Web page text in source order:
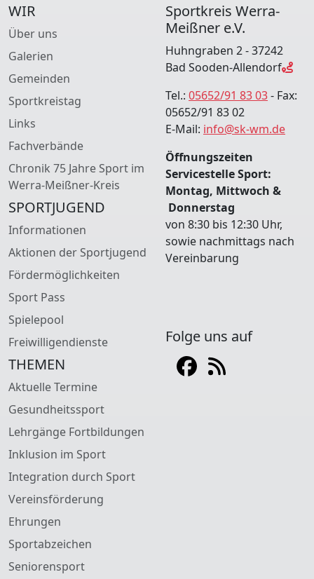
WIR
Über uns
Galerien
Gemeinden
Sportkreistag
Links
Fachverbände
Chronik 75 Jahre Sport im
Werra-Meißner-Kreis
SPORTJUGEND
Informationen
Aktionen der Sportjugend
Fördermöglichkeiten
Sport Pass
Spielepool
Freiwilligendienste
THEMEN
Aktuelle Termine
Gesundheitssport
Lehrgänge Fortbildungen
Inklusion im Sport
Integration durch Sport
Vereinsförderung
Ehrungen
Sportabzeichen
Seniorensport
Sportkreis Werra-
Meißner e.V.
Huhngraben 2 - 37242
Bad Sooden-Allendorf
Tel.: 05652/91 83 03- Fax:
05652/91 83 02
E-Mail: info@sk-wm.de
Öffnungszeiten
Servicestelle Sport:
Montag, Mittwoch &
Donnerstag
von 8:30 bis 12:30 Uhr,
sowie nachmittags nach
Vereinbarung
Folge uns auf